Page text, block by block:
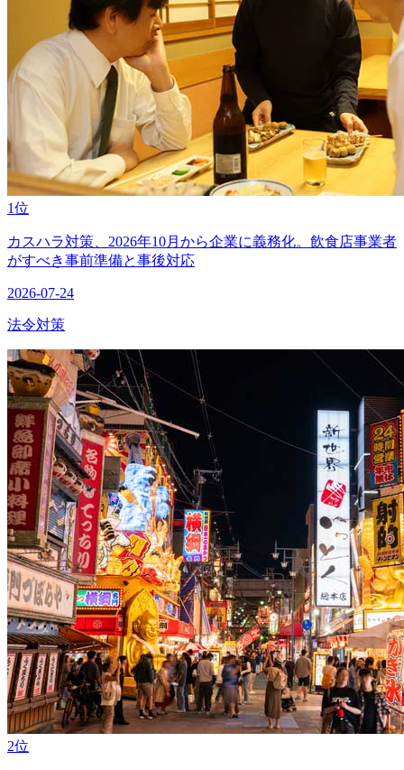
1位
カスハラ対策、2026年10月から企業に義務化。飲食店事業者
がすべき事前準備と事後対応
2026-07-24
法令対策
2位